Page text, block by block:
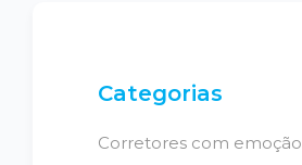
Categorias
Corretores com emoção